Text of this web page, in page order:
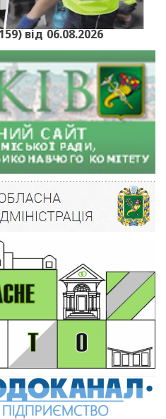
від 06.08.2026